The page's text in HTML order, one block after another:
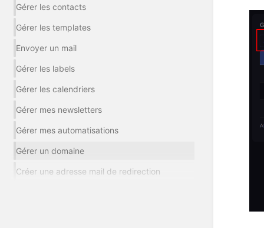
Gérer les contacts
Gérer les templates
Envoyer un mail
Gérer les labels
Gérer les calendriers
Gérer mes newsletters
Gérer mes automatisations
Gérer un domaine
Créer une adresse mail de redirection